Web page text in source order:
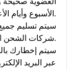
الأسبوع وأيام الأعياد.
سيتم تسليم
شركات الشحن المتعاقد معها بضمان اسلينا مودا.
سيتم إخطارك
عبر البريد